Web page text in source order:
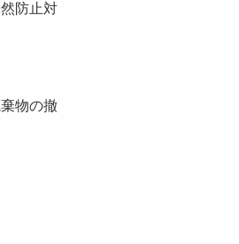
防止対
物の撤